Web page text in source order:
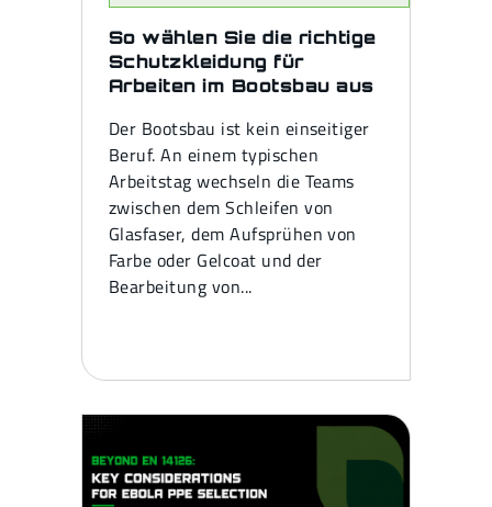
So wählen Sie die richtige
Schutzkleidung für
Arbeiten im Bootsbau aus
Der Bootsbau ist kein einseitiger
Beruf. An einem typischen
Arbeitstag wechseln die Teams
zwischen dem Schleifen von
Glasfaser, dem Aufsprühen von
Farbe oder Gelcoat und der
Bearbeitung von...